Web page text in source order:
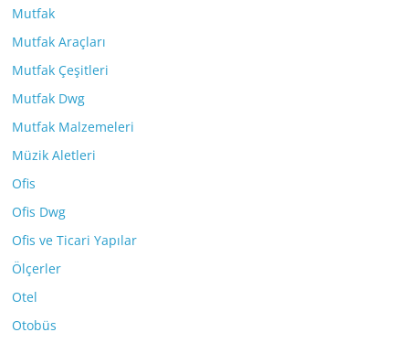
Mutfak
Mutfak Araçları
Mutfak Çeşitleri
Mutfak Dwg
Mutfak Malzemeleri
Müzik Aletleri
Ofis
Ofis Dwg
Ofis ve Ticari Yapılar
Ölçerler
Otel
Otobüs